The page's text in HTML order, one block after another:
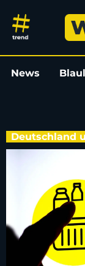
News
Deutschland